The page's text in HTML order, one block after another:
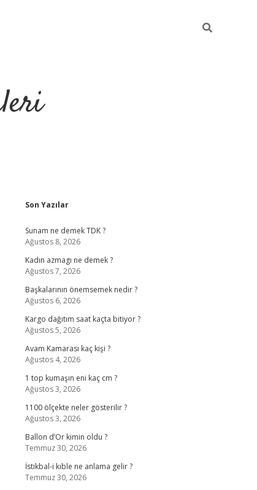
Sidebar
Son Yazılar
Sunam ne demek TDK ?
Ağustos 8, 2026
Kadın azmagı ne demek ?
Ağustos 7, 2026
Başkalarının önemsemek nedir ?
Ağustos 6, 2026
Kargo dağıtım saat kaçta bitiyor ?
Ağustos 5, 2026
Avam Kamarası kaç kişi ?
Ağustos 4, 2026
1 top kumaşın eni kaç cm ?
Ağustos 3, 2026
1100 ölçekte neler gösterilir ?
Ağustos 3, 2026
Ballon d’Or kimin oldu ?
Temmuz 30, 2026
İstikbal-i kıble ne anlama gelir ?
Temmuz 30, 2026